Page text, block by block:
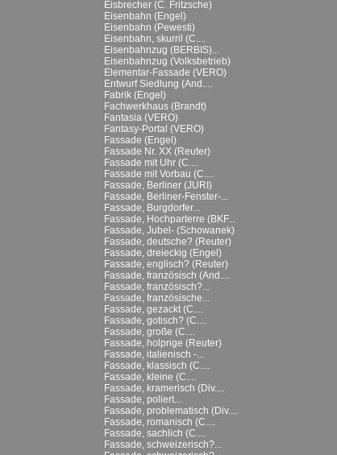
Eisbrecher (C. Fritzsche)
Eisenbahn (Engel)
Eisenbahn (Pewesti)
Eisenbahn, skurril (C....
Eisenbahnzug (BERBIS)...
Eisenbahnzug (Volksbetrieb)
Elementar-Fassade (VERO)
Entwurf Siedlung (And....
Fabrik (Engel)
Fachwerkhaus (Brandt)
Fantasia (VERO)
Fantasy-Portal (VERO)
Fassade (Engel)
Fassade Nr. XX (Reuter)
Fassade mit Uhr (C....
Fassade mit Vorbau (C....
Fassade, Berliner (JURI)
Fassade, Berliner-Fenster-...
Fassade, Burgdorfer...
Fassade, Hochparterre (BKF...
Fassade, Jubel- (Schowanek)
Fassade, deutsche? (Reuter)
Fassade, dreieckig (Engel)
Fassade, englisch? (Reuter)
Fassade, französisch (And....
Fassade, französisch?...
Fassade, französische...
Fassade, gezackt (C....
Fassade, gotisch? (C....
Fassade, große (C....
Fassade, holprige (Reuter)
Fassade, italienisch -...
Fassade, klassisch (C....
Fassade, kleine (C....
Fassade, kramerisch (Div....
Fassade, poliert...
Fassade, problematisch (Div....
Fassade, romanisch (C....
Fassade, sachlich (C....
Fassade, schweizerisch?...